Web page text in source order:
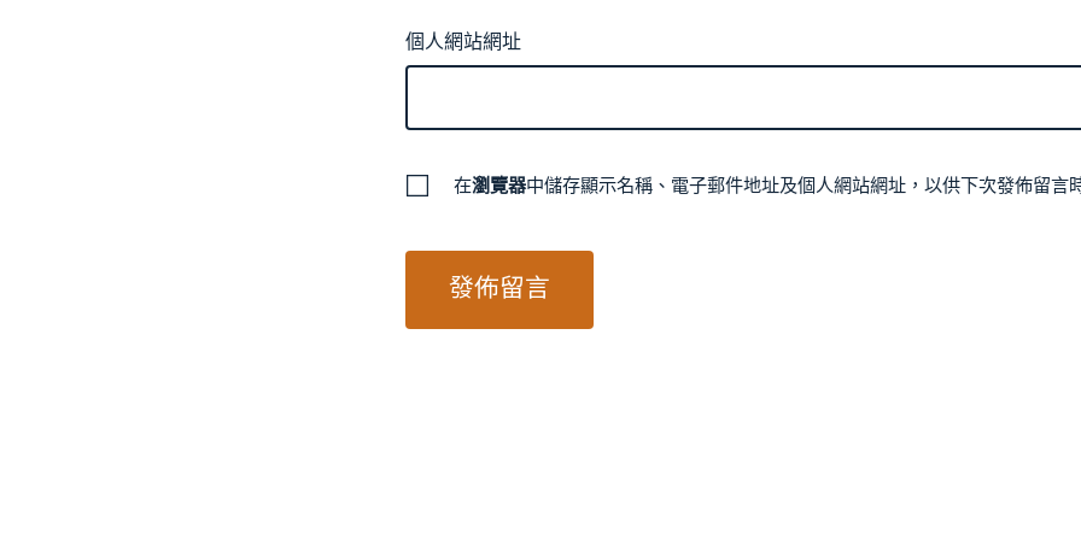
個人網站網址
在瀏覽器中儲存顯示名稱、電子郵件地址及個人網站網址，以供下次發佈留言